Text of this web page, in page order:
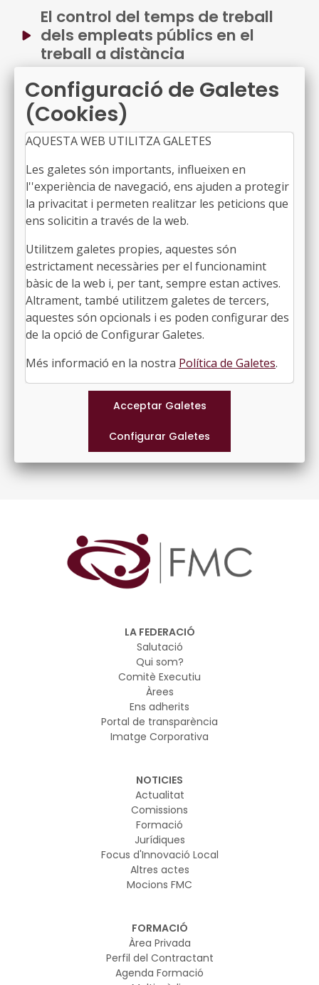
El control del temps de treball
dels empleats públics en el
treball a distància
Treball i de la Seguretat Social de la Universitat
de València
La reglamentació del teletreball
en les administracions locals
Joan Mauri Majós, professor de Dret
Administratiu de la Universitat de Barcelona
sector públic: propostes,
projectes i referències
Alberto Palomar Olmeda, magistrat; professor
de Dret Administratiu de la Universitat Carlos III
de Madrid
La prevenció de riscos laborals
en els llocs de teletreball
Lourdes Mella Méndez, professora de Dret del
de Santiago de Compostela
LA FEDERACIÓ
Salutació
Qui som?
Comitè Executiu
Àrees
Ens adherits
Portal de transparència
Imatge Corporativa
NOTICIES
Actualitat
Comissions
Formació
Jurídiques
Focus d'Innovació Local
Altres actes
Mocions FMC
FORMACIÓ
Àrea Privada
Perfil del Contractant
Agenda Formació
Configuració de Galetes
(Cookies)
AQUESTA WEB UTILITZA GALETES
Les galetes són importants, influeixen en
l''experiència de navegació, ens ajuden a protegir
la privacitat i permeten realitzar les peticions que
ens solicitin a través de la web.
Utilitzem galetes propies, aquestes són
estrictament necessàries per el funcionamint
bàsic de la web i, per tant, sempre estan actives.
Altrament, també utilitzem galetes de tercers,
aquestes són opcionals i es poden configurar des
de la opció de Configurar Galetes.
Més informació en la nostra Política de Galetes.